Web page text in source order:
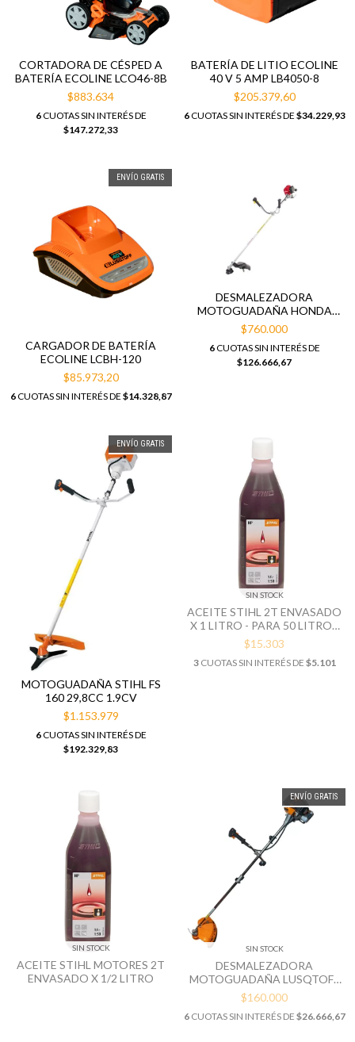
CORTADORA DE CÉSPED A
BATERÍA ECOLINE LCO46-8B
$883.634
6CUOTAS SIN INTERÉS DE
$147.272,33
BATERÍA DE LITIO ECOLINE
40 V 5 AMP LB4050-8
$205.379,60
6CUOTAS SIN INTERÉS DE $34.229,93
ENVÍO GRATIS
CARGADOR DE BATERÍA
ECOLINE LCBH-120
$85.973,20
6CUOTAS SIN INTERÉS DE $14.328,87
DESMALEZADORA
MOTOGUADAÑA HONDA
UMK 425 1HP 25CC
$760.000
6CUOTAS SIN INTERÉS DE
$126.666,67
ENVÍO GRATIS
MOTOGUADAÑA STIHL FS
160 29,8CC 1.9CV
$1.153.979
6CUOTAS SIN INTERÉS DE
$192.329,83
SIN STOCK
ACEITE STIHL 2T ENVASADO
X 1 LITRO - PARA 50 LITROS
DE COMB.
$15.303
3CUOTAS SIN INTERÉS DE $5.101
SIN STOCK
ACEITE STIHL MOTORES 2T
ENVASADO X 1/2 LITRO
ENVÍO GRATIS
SIN STOCK
DESMALEZADORA
MOTOGUADAÑA LUSQTOFF
LD52-70N 1,7HP 52CC
$160.000
6CUOTAS SIN INTERÉS DE $26.666,67